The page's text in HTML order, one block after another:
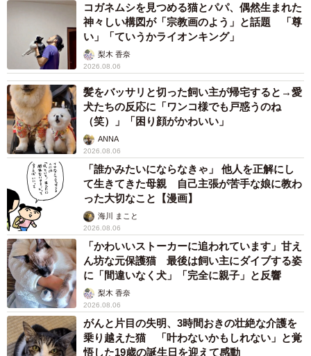
コガネムシを見つめる猫とパパ、偶然生まれた
神々しい構図が「宗教画のよう」と話題 「尊
い」「ていうかライオンキング」
梨木 香奈
2026.08.06
髪をバッサリと切った飼い主が帰宅すると→愛
犬たちの反応に「ワンコ様でも戸惑うのね
（笑）」「困り顔がかわいい」
ANNA
2026.08.06
「誰かみたいにならなきゃ」 他人を正解にし
て生きてきた母親 自己主張が苦手な娘に教わ
った大切なこと【漫画】
海川 まこと
2026.08.06
「かわいいストーカーに追われています」甘え
ん坊な元保護猫 最後は飼い主にダイブする姿
に「間違いなく犬」「完全に親子」と反響
梨木 香奈
2026.08.06
がんと片目の失明、3時間おきの壮絶な介護を
乗り越えた猫 「叶わないかもしれない」と覚
悟した19歳の誕生日を迎えて感動